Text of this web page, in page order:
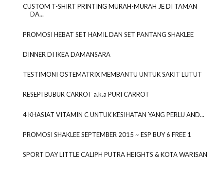
CUSTOM T-SHIRT PRINTING MURAH-MURAH JE DI TAMAN
DA...
PROMOSI HEBAT SET HAMIL DAN SET PANTANG SHAKLEE
DINNER DI IKEA DAMANSARA
TESTIMONI OSTEMATRIX MEMBANTU UNTUK SAKIT LUTUT
RESEPI BUBUR CARROT a.k.a PURI CARROT
4 KHASIAT VITAMIN C UNTUK KESIHATAN YANG PERLU AND...
PROMOSI SHAKLEE SEPTEMBER 2015 ~ ESP BUY 6 FREE 1
SPORT DAY LITTLE CALIPH PUTRA HEIGHTS & KOTA WARISAN